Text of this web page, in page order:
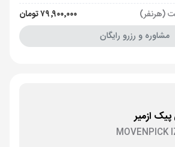
(هرنفر)
۷۹٬۹۰۰٬۰۰۰ تومان
مشاوره و رزرو رایگان
ازمیر
MOVENPICK